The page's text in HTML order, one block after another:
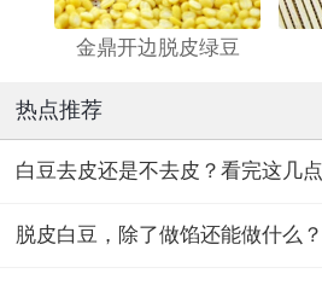
金鼎开边脱皮绿豆
热点推荐
白豆去皮还是不去皮？看完这几
脱皮白豆，除了做馅还能做什么？